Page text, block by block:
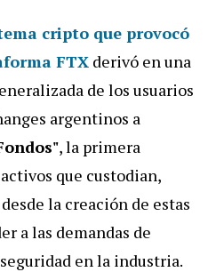
cripto que provocó
FTX derivó en una
de los usuarios
argentinos a
, la primera
que custodian,
la creación de estas
a las demandas de
en la industria.